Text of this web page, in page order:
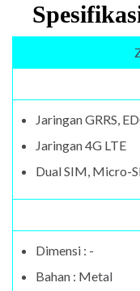
Jaringan GRRS,
Jaringan 4G LTE
Dual SIM, Micro-
Dimensi : -
Bahan : Metal